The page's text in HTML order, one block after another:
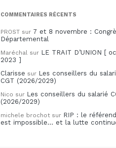
COMMENTAIRES RÉCENTS
PROST sur 7 et 8 novembre :
Départemental
Maréchal sur LE TRAIT D’UNION [
2023 ]
Clarisse sur Les conseillers du
CGT (2026/2029)
Nico sur Les conseillers du salarié
(2026/2029)
michele brochot sur RIP : le
est impossible… et la lutte